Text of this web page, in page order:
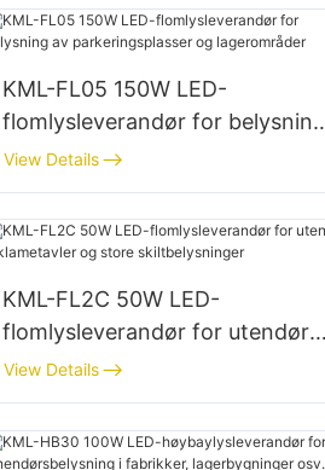
KML-FL05 150W LED-
flomlysleverandør for belysning
av parkeringsplasser og
lagerområder
View Details
KML-FL2C 50W LED-
flomlysleverandør for utendørs
reklametavler og store
skiltbelysninger
View Details